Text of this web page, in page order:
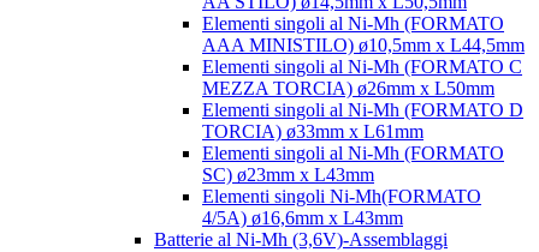
Elementi singoli al Ni-Mh (FORMATO
AAA MINISTILO) ø10,5mm x L44,5mm
Elementi singoli al Ni-Mh (FORMATO C
MEZZA TORCIA) ø26mm x L50mm
Elementi singoli al Ni-Mh (FORMATO D
TORCIA) ø33mm x L61mm
Elementi singoli al Ni-Mh (FORMATO
SC) ø23mm x L43mm
Elementi singoli Ni-Mh(FORMATO
4/5A) ø16,6mm x L43mm
Batterie al Ni-Mh (3,6V)-Assemblaggi